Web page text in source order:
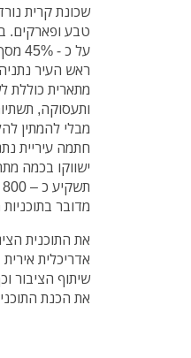
שכונת קרית
טבע ופארקים.
על כ - 45% מסך שטח המגרשים, כך שהפוטנציאל ההתפתחותי שלה הוא נרחב.
ראש העיר
מתארית כוללת
ותעסוקה,
חתמה עיריית
מדובר
את התוכנית
אדריכלית
שיתוף הציבור
את הכנת